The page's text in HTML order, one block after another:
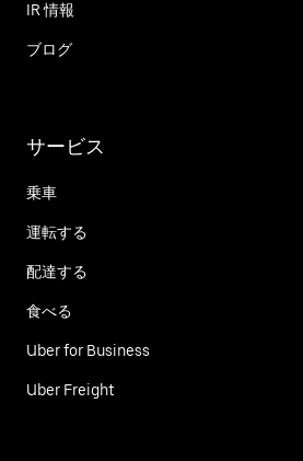
IR 情報
ブログ
サービス
乗車
運転する
配達する
食べる
Uber for Business
Uber Freight